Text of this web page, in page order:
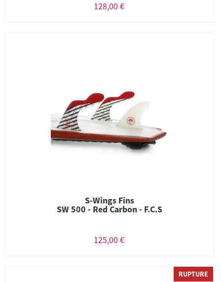
128,00 €
S-Wings Fins
SW 500 - Red Carbon - F.C.S
125,00 €
RUPTURE